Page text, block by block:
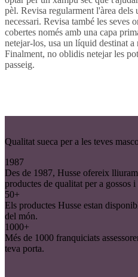
pèl. Revisa regularment l'àrea dels
necessari. Revisa també les seves
cobertes només amb una capa
netejar-los, usa un líquid destinat a
Finalment, no oblidis netejar les
passeig.
Qualitat sueca per a les teves
1987
Des de 1987, Husse ofereix
productes de qualitat per a gossos
50+
Els productes Husse estan
del món.
1000+
Més de 1000 franquiciats
teva porta.